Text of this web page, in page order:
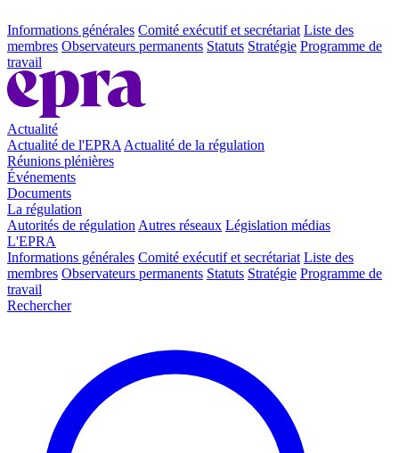
Informations générales Comité exécutif et secrétariat Liste des
membres Observateurs permanents Statuts Stratégie Programme de
travail
Actualité
Actualité de l'EPRA Actualité de la régulation
Réunions plénières
Événements
Documents
La régulation
Autorités de régulation Autres réseaux Législation médias
L'EPRA
Informations générales Comité exécutif et secrétariat Liste des
membres Observateurs permanents Statuts Stratégie Programme de
travail
Rechercher